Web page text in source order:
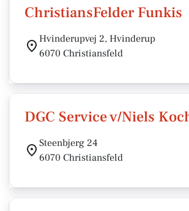
ChristiansFelder Funkis
Hvinderupvej 2, Hvinderup
6070 Christiansfeld
DGC Service v/Niels
Steenbjerg 24
6070 Christiansfeld